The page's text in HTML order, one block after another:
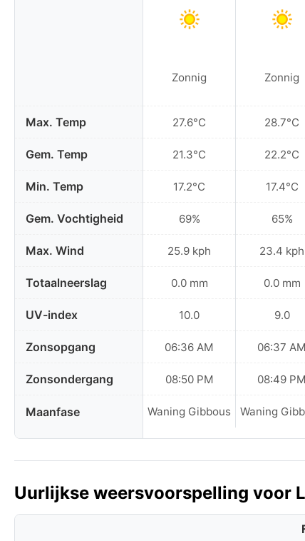
Max. Temp
Gem. Temp
Min. Temp
Gem. Vochtigheid
Max. Wind
Totaalneerslag
UV-index
Zonsopgang
Zonsondergang
Maanfase
Zonnig
27.6°C
21.3°C
17.2°C
69%
25.9 kph
0.0 mm
10.0
06:36 AM
08:50 PM
Waning Gibbous
Zonnig
28.7°C
22.2°C
17.4°C
65%
23.4 kph
0.0 mm
9.0
06:37 AM
08:49 PM
Waning
Uurlijkse weersvoorspelling voor